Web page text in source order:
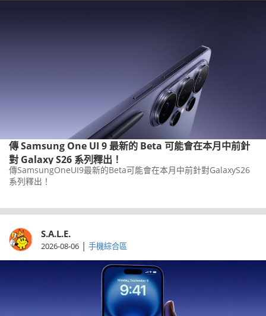
傳 Samsung One UI 9 最新的 Beta 可能會在本月中前針
對 Galaxy S26 系列釋出！
傳SamsungOneUI9最新的Beta可能會在本月中前針對GalaxyS26
系列釋出！
S.A.L.E.
2026-08-06 | 手機綜合區